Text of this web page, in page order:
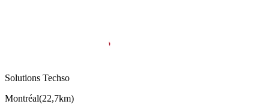
Solutions Techso
Montréal(22,7km)